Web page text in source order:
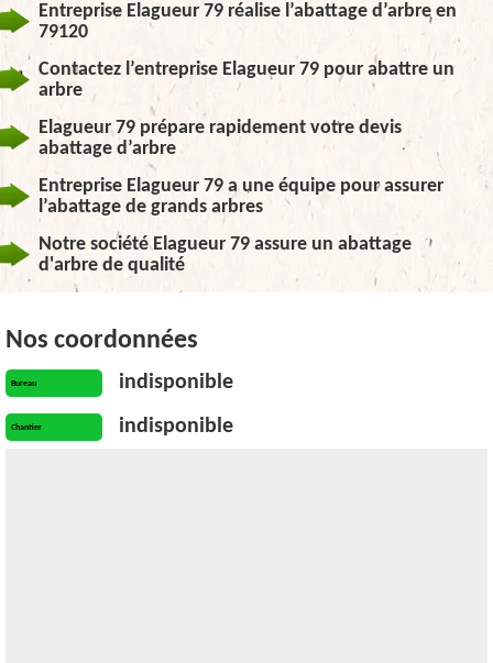
Entreprise Elagueur 79 réalise l’abattage d’arbre en
79120
Contactez l’entreprise Elagueur 79 pour abattre un
arbre
Elagueur 79 prépare rapidement votre devis
abattage d’arbre
Entreprise Elagueur 79 a une équipe pour assurer
l’abattage de grands arbres
Notre société Elagueur 79 assure un abattage
d'arbre de qualité
Nos coordonnées
Bureau indisponible
Chantier indisponible